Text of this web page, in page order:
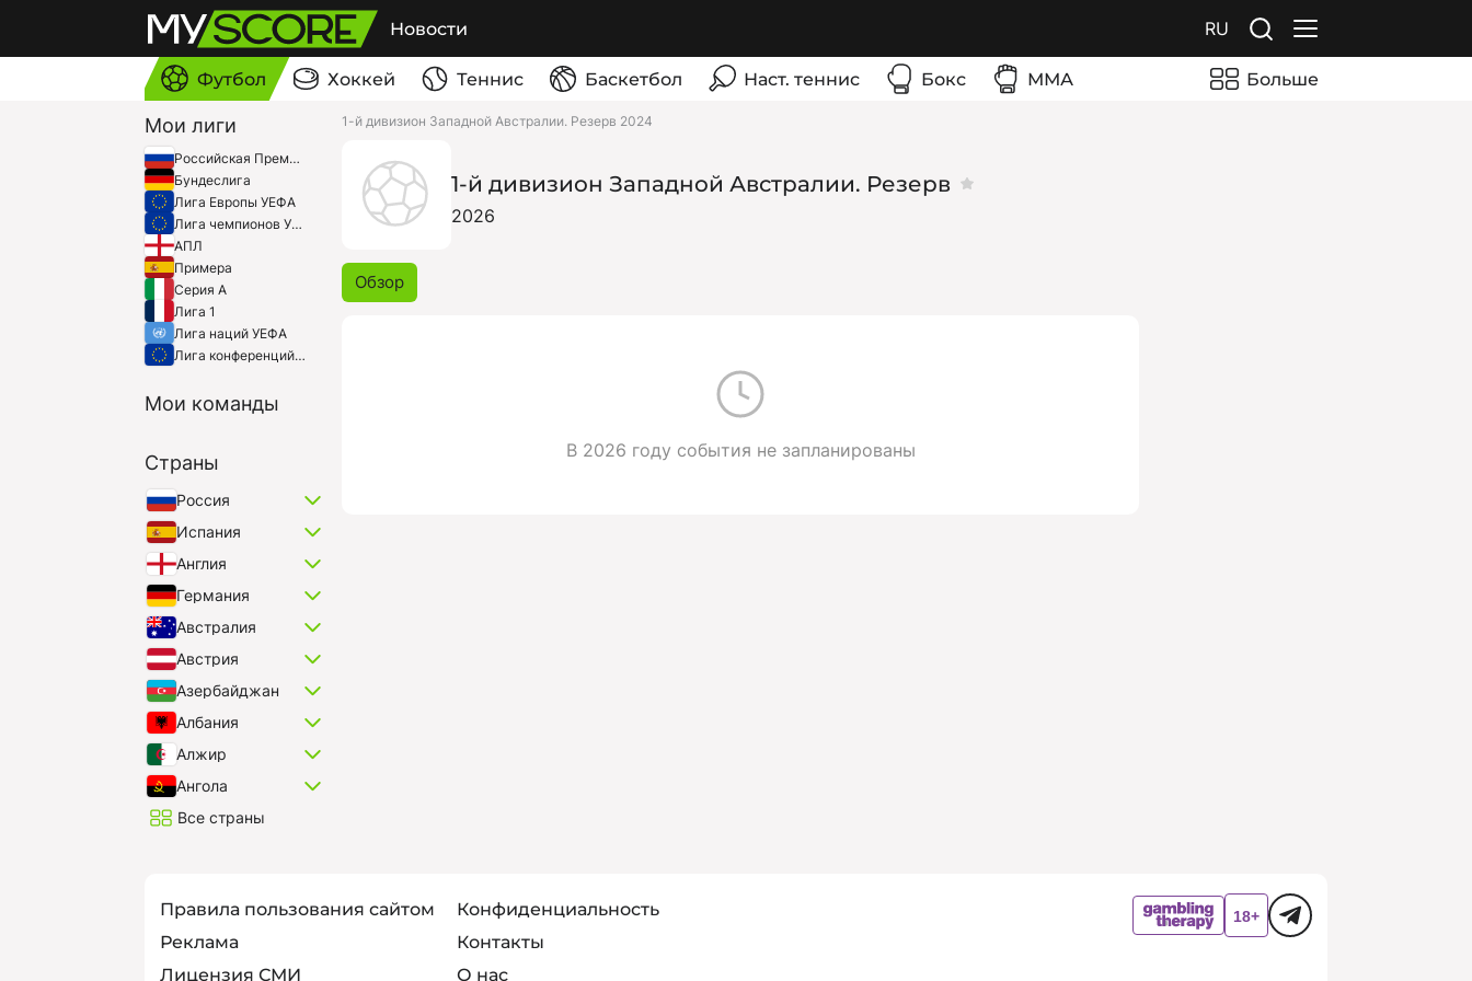
Новости RU
Футбол Хоккей Теннис Баскетбол Наст. теннис Бокс ММА Больше
Мои лиги
Российская Премьер-Лига
Бундеслига
Лига Европы УЕФА
Лига чемпионов УЕФА
АПЛ
Примера
Серия A
Лига 1
Лига наций УЕФА
Лига конференций УЕФА
Мои команды
Страны
Россия
Испания
Англия
Германия
Австралия
Австрия
Азербайджан
Албания
Алжир
Ангола
Все страны
1-й дивизион Западной Австралии. Резерв 2024
1-й дивизион Западной Австралии. Резерв
2026
Обзор
В 2026 году события не запланированы
Правила пользования сайтом
Конфиденциальность
Реклама
Контакты
Лицензия СМИ
О нас